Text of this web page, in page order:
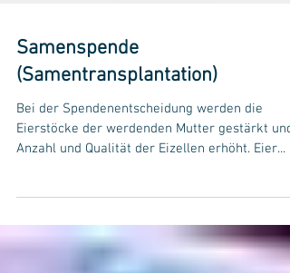
Samenspende
(Samentransplantation)
Bei der Spendenentscheidung werden die
Anzahl und Qualität der Eizellen erhöht. Eier...